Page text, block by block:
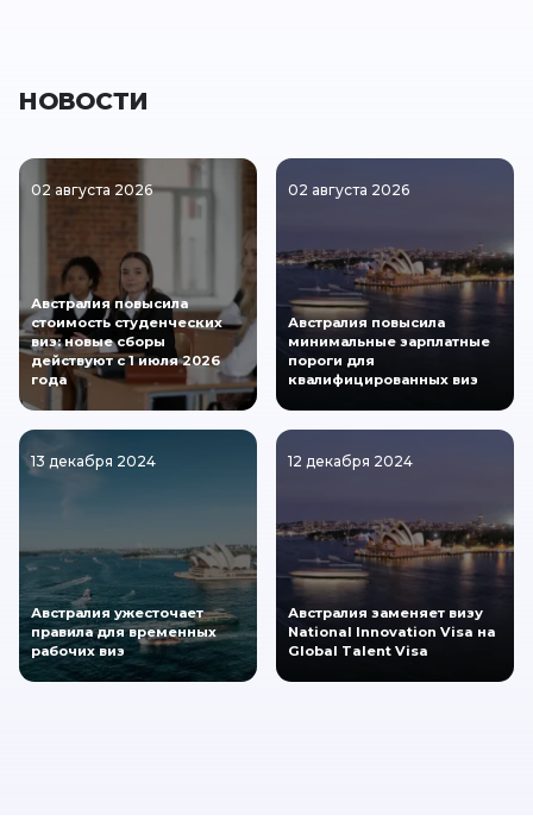
НОВОСТИ
02 августа 2026
Австралия повысила
стоимость студенческих
виз: новые сборы
действуют с 1 июля 2026
года
02 августа 2026
Австралия повысила
минимальные зарплатные
пороги для
квалифицированных виз
13 декабря 2024
Австралия ужесточает
правила для временных
рабочих виз
12 декабря 2024
Австралия заменяет визу
National Innovation Visa на
Global Talent Visa